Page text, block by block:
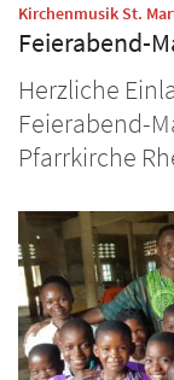
Kirchenmusik St.
Feierabend-
Herzliche
Feierabend-
Pfarrkirche